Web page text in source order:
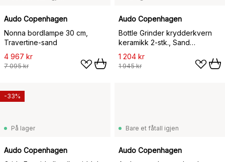
Audo Copenhagen
Nonna bordlampe 30 cm,
Travertine-sand
4 967 kr
7 095 kr
Audo Copenhagen
Bottle Grinder krydderkvern
keramikk 2-stk., Sand
(valnøttlokk)
1 204 kr
1 945 kr
På lager
Audo Copenhagen
-33%
Bare et fåtall igjen
Audo Copenhagen